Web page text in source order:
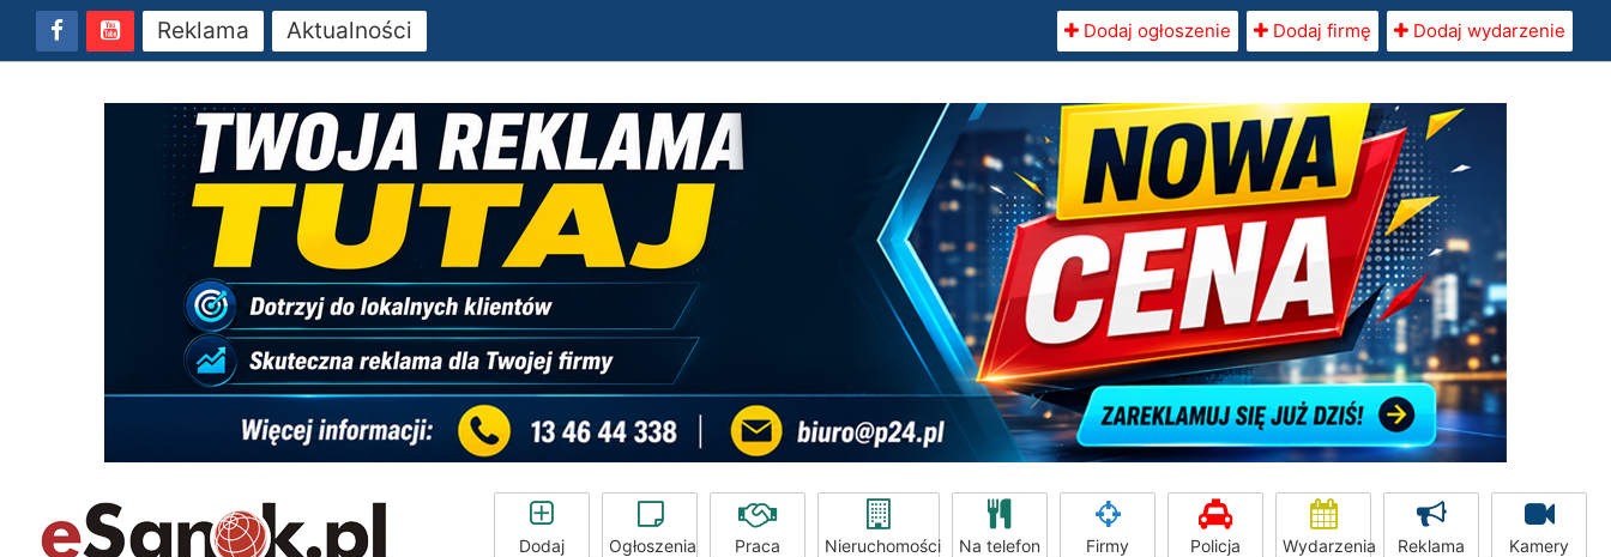
Reklama Aktualności Dodaj ogłoszenie Dodaj firmę Dodaj wydarzenie
Dodaj Ogłoszenia Praca Nieruchomości Na telefon Firmy Policja Wydarzenia Reklama Kamery